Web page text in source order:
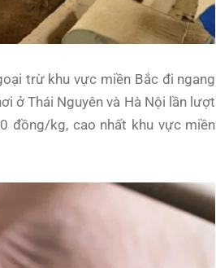
trừ khu vực miền Bắc đi ngang
ở Thái Nguyên và Hà Nội lần lượt
đồng/kg, cao nhất khu vực miền